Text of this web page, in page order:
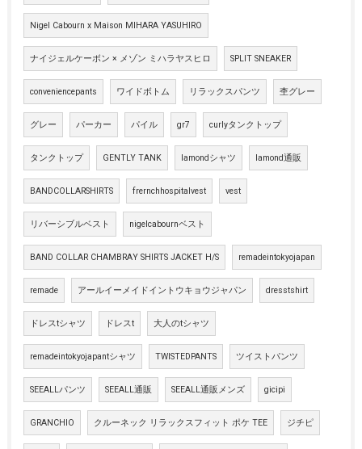
Nigel Cabourn x Maison MIHARA YASUHIRO
ナイジェルケーボン × メゾン ミハラヤスヒロ SPLIT SNEAKER
conveniencepants ワイドボトム リラックスパンツ 杢グレー
グレー パーカー パイル gr7 curlyタンクトップ
タンクトップ GENTLY TANK lamondシャツ lamond通販
BANDCOLLARSHIRTS frernchhospitalvest vest
リバーシブルベスト nigelcabournベスト
BAND COLLAR CHAMBRAY SHIRTS JACKET H/S remadeintokyojapan
remade アールイーメイドイントウキョウジャパン dresstshirt
ドレスtシャツ ドレスt 大人のtシャツ
remadeintokyojapantシャツ TWISTEDPANTS ツイストパンツ
SEEALLパンツ SEEALL通販 SEEALL通販メンズ gicipi
GRANCHIO クルーネック リラックスフィット ポケ TEE ジチピ